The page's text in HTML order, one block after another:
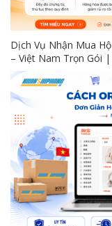
Dịch Vụ Nhận Mua
– Việt Nam Trọn Gói